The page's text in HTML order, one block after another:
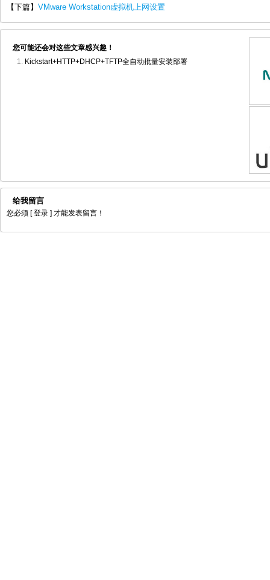
【下篇】 VMware Workstation虚拟机上网设置
您可能还会对这些文章感兴趣！
Kickstart+HTTP+DHCP+TFTP全自动批量安装部署
给我留言
您必须 [ 登录 ] 才能发表留言！